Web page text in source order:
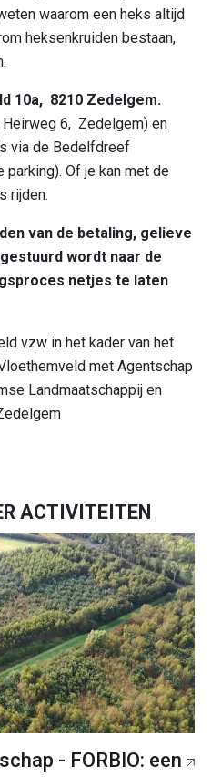
de regiowaarom een heks altijd
heksenkruiden bestaan,
10a, 8210 Zedelgem.
6, Zedelgem) en
via de Bedelfdreef
Of je kan met de
rijden.
van de betaling, gelieve
wordt naar de
netjes te laten
vzw in het kader van het
met Agentschap
Landmaatschappij en
ACTIVITEITEN
- FORBIO: een